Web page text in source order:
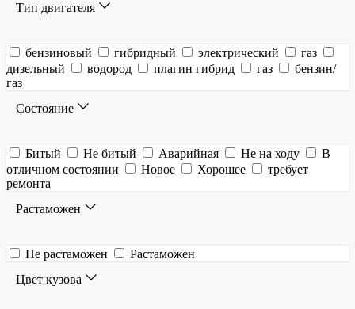
Тип двигателя
бензиновый гибридный электрический
газ
дизельный
водород плагин гибрид газ
бензин/
газ
Состояние
Битый Не битый Аварийная Не на ходу
В
отличном состоянии
Новое Хорошее
требует
ремонта
Растаможен
Не растаможен
Растаможен
Цвет кузова